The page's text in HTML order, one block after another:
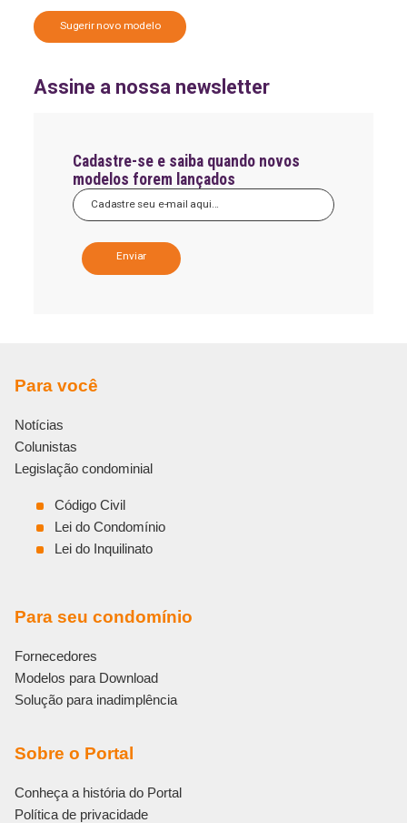
Sugerir novo modelo
Assine a nossa newsletter
Cadastre-se e saiba quando novos
modelos forem lançados
a
e
:
Para você
Notícias
Colunistas
Legislação condominial
Código Civil
Lei do Condomínio
Lei do Inquilinato
Para seu condomínio
Fornecedores
Modelos para Download
Solução para inadimplência
Sobre o Portal
Conheça a história do Portal
Política de privacidade